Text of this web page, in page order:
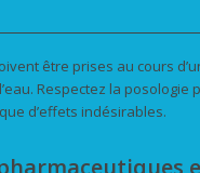
être prises au cours
Respectez la posologie
d’effets indésirables.